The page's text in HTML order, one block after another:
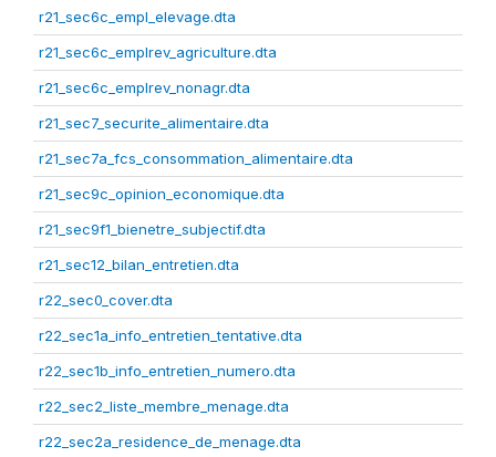
r21_sec6c_empl_elevage.dta
r21_sec6c_emplrev_agriculture.dta
r21_sec6c_emplrev_nonagr.dta
r21_sec7_securite_alimentaire.dta
r21_sec7a_fcs_consommation_alimentaire.dta
r21_sec9c_opinion_economique.dta
r21_sec9f1_bienetre_subjectif.dta
r21_sec12_bilan_entretien.dta
r22_sec0_cover.dta
r22_sec1a_info_entretien_tentative.dta
r22_sec1b_info_entretien_numero.dta
r22_sec2_liste_membre_menage.dta
r22_sec2a_residence_de_menage.dta